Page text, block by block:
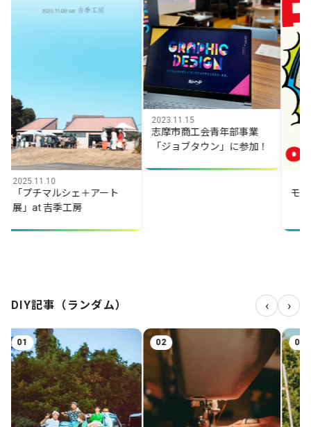
マルシェ＋アート
吉季工房
2023.11.15
志摩市商工会青年部事業
「ジョブタウン」に参加！
モニターの
DIY記事（ランダム） ‹ ›